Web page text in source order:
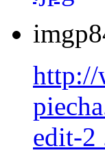
http://
edit-2